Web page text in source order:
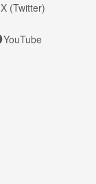
X (Twitter)
YouTube